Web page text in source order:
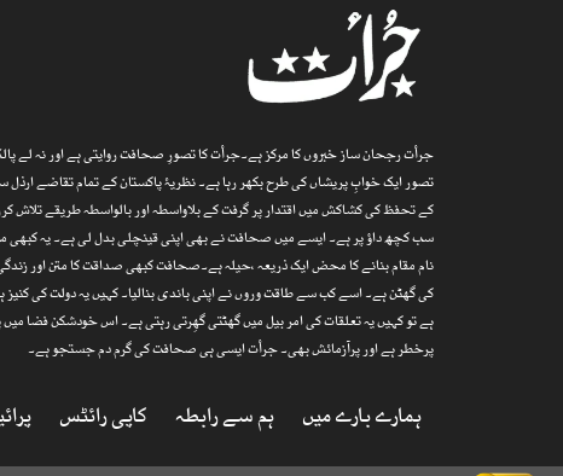
جرأت رجحان ساز خبروں کا مرکز ہے۔جرأت کا تصورِ صحافت روایتی ہے اور نہ لے
تصور ایک خوابِ پریشاں کی طرح بکھر رہا ہے۔ نظریۂ پاکستان کے تمام تقاضے
کے تحفظ کی کشاکش میں اقتدار پر گرفت کے بلاواسطہ اور بالواسطہ طریقے تلاش
سب کچھ داؤ پر ہے۔ ایسے میں صحافت نے بھی اپنی قینچلی بدل لی ہے۔ یہ کبھی
نام مقام بنانے کا محض ایک ذریعہ ،حیلہ ہے۔صحافت کبھی صداقت کا متن اور
کی گھٹن ہے۔ اسے کب سے طاقت وروں نے اپنی باندی بنالیا۔ کہیں یہ دولت کی
ہے تو کہیں یہ تعلقات کی امر بیل میں گھٹتی گھِرتی رہتی ہے۔ اس خودشکن فضا
پرخطر ہے اور پرآزمائش بھی۔ جرأت ایسی ہی صحافت کی گرم دم جستجو ہے۔
ہمارے بارے میں ہم سے رابطہ کاپی رائٹس